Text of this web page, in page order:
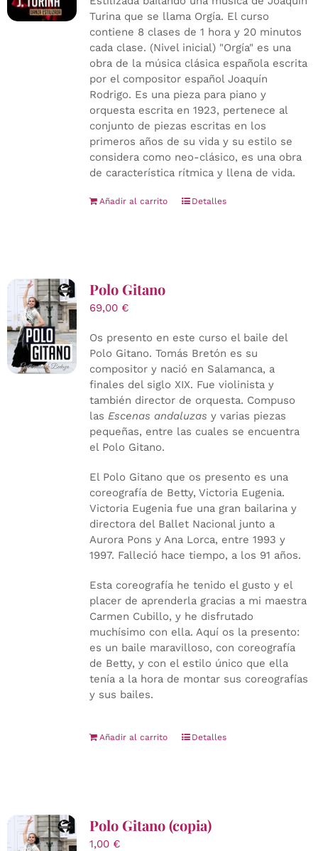
Turina que se llama Orgía. El curso
contiene 8 clases de 1 hora y 20 minutos
cada clase. (Nivel inicial) "Orgía" es una
obra de la música clásica española escrita
por el compositor español Joaquín
Rodrigo. Es una pieza para piano y
orquesta escrita en 1923, pertenece al
conjunto de piezas escritas en los
primeros años de su vida y su estilo se
considera como neo-clásico, es una obra
de característica rítmica y llena de vida.
Añadir al carrito Detalles
Polo Gitano
69,00 €
Os presento en este curso el baile del
Polo Gitano. Tomás Bretón es su
compositor y nació en Salamanca, a
finales del siglo XIX. Fue violinista y
también director de orquesta. Compuso
las Escenas andaluzas y varias piezas
pequeñas, entre las cuales se encuentra
el Polo Gitano.
El Polo Gitano que os presento es una
coreografía de Betty, Victoria Eugenia.
Victoria Eugenia fue una gran bailarina y
directora del Ballet Nacional junto a
Aurora Pons y Ana Lorca, entre 1993 y
1997. Falleció hace tiempo, a los 91 años.
Esta coreografía he tenido el gusto y el
placer de aprenderla gracias a mi maestra
Carmen Cubillo, y he disfrutado
muchísimo con ella. Aquí os la presento:
es un baile maravilloso, con coreografía
de Betty, y con el estilo único que ella
tenía a la hora de montar sus coreografías
y sus bailes.
Añadir al carrito Detalles
Polo Gitano (copia)
1,00 €